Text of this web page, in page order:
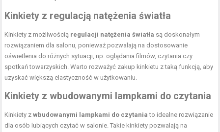
Kinkiety z regulacją natężenia światła
Kinkiety z możliwością regulacji natężenia światła są doskonałym
rozwiązaniem dla salonu, ponieważ pozwalają na dostosowanie
oświetlenia do różnych sytuacji, np. oglądania filmów, czytania czy
spotkań towarzyskich. Warto rozważyć zakup kinkietu z taką funkcją, aby
uzyskać większą elastyczność w użytkowaniu.
Kinkiety z wbudowanymi lampkami do czytania
Kinkiety zwbudowanymi lampkami do czytania to idealne rozwiązanie
dla osób lubiących czytać w salonie. Takie kinkiety pozwalają na